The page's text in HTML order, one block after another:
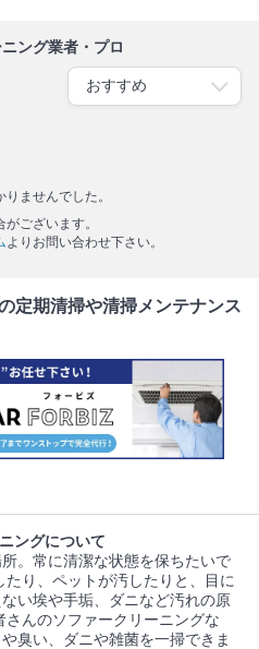
ング業者・プロ
ませんでした。
ございます。
よりお問い合わせ下さい。
定期清掃や清掃メンテナンス
ングについて
。常に清潔な状態を保ちたいで
り、ペットが汚したりと、目に
い埃や手垢、ダニなど汚れの原
さんのソファークリーニングな
臭い、ダニや雑菌を一掃できま